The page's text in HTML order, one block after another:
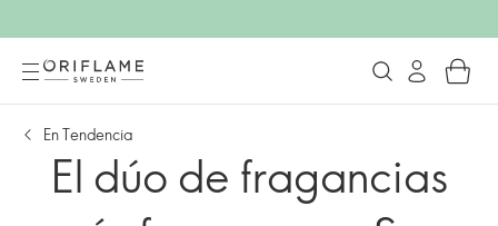
En Tendencia
El dúo de fragancias